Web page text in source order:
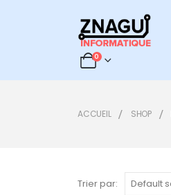
0
ACCUEIL SHOP
Trier par: